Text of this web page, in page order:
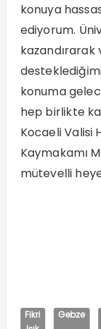
konuya
ediyorum.
kazandırarak
konuma
hep birlikte
Kocaeli Valisi
Kaymakamı
mütevelli
Fikri
Gebze